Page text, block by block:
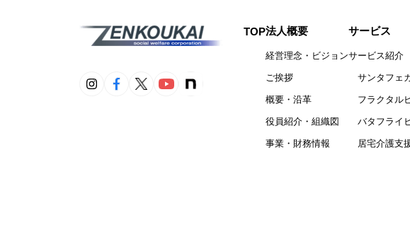
TOP法人概要
経営理念・ビジョン
ご挨拶
概要・沿革
役員紹介・組織図
事業・財務情報
サービス
サービス紹介
サンタフェ
フラクタル
バタフライ
居宅介護支